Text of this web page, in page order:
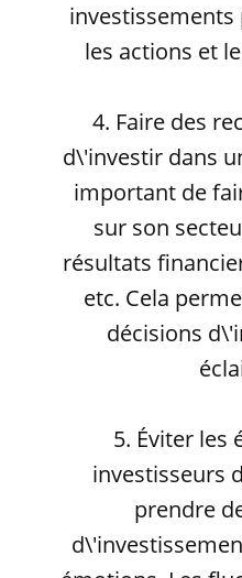
investissements
les actions et
4. Faire des
d\'investir dans
important de
sur son
résultats
etc. Cela
décisions
5. Éviter les
investisseurs
prendre